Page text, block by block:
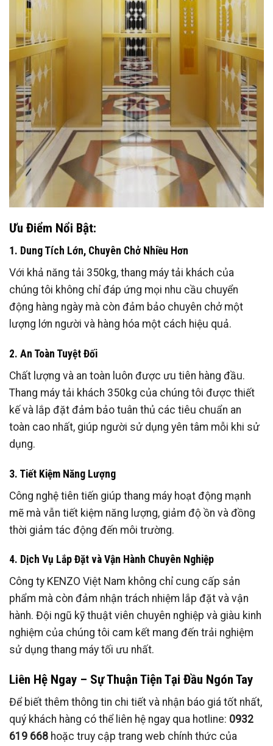
Ưu Điểm Nổi Bật:
1. Dung Tích Lớn, Chuyên Chở Nhiều Hơn
Với khả năng tải 350kg, thang máy tải khách của
chúng tôi không chỉ đáp ứng mọi nhu cầu chuyển
động hàng ngày mà còn đảm bảo chuyên chở một
lượng lớn người và hàng hóa một cách hiệu quả.
2. An Toàn Tuyệt Đối
Chất lượng và an toàn luôn được ưu tiên hàng đầu.
Thang máy tải khách 350kg của chúng tôi được thiết
kế và lắp đặt đảm bảo tuân thủ các tiêu chuẩn an
toàn cao nhất, giúp người sử dụng yên tâm mỗi khi sử
dụng.
3. Tiết Kiệm Năng Lượng
Công nghệ tiên tiến giúp thang máy hoạt động mạnh
mẽ mà vẫn tiết kiệm năng lượng, giảm độ ồn và đồng
thời giảm tác động đến môi trường.
4. Dịch Vụ Lắp Đặt và Vận Hành Chuyên Nghiệp
Công ty KENZO Việt Nam không chỉ cung cấp sản
phẩm mà còn đảm nhận trách nhiệm lắp đặt và vận
hành. Đội ngũ kỹ thuật viên chuyên nghiệp và giàu kinh
nghiệm của chúng tôi cam kết mang đến trải nghiệm
sử dụng thang máy tối ưu nhất.
Liên Hệ Ngay – Sự Thuận Tiện Tại Đầu Ngón Tay
Để biết thêm thông tin chi tiết và nhận báo giá tốt nhất,
quý khách hàng có thể liên hệ ngay qua hotline: 0932
619 668 hoặc truy cập trang web chính thức của